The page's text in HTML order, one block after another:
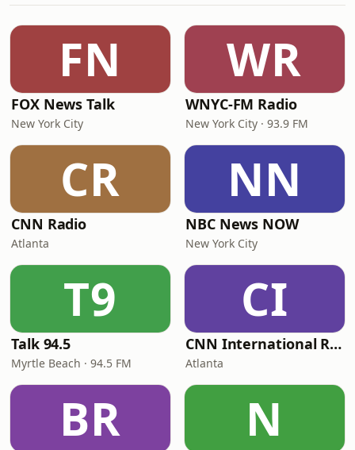
FN
FOX News Talk
New York City
WR
WNYC-FM Radio
New York City · 93.9 FM
CR
CNN Radio
Atlanta
NN
NBC News NOW
New York City
T9
Talk 94.5
Myrtle Beach · 94.5 FM
CI
CNN International Radio
Atlanta
BR N